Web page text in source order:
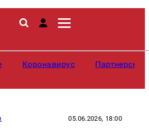
Коронавирус
05.06.2026, 18:00